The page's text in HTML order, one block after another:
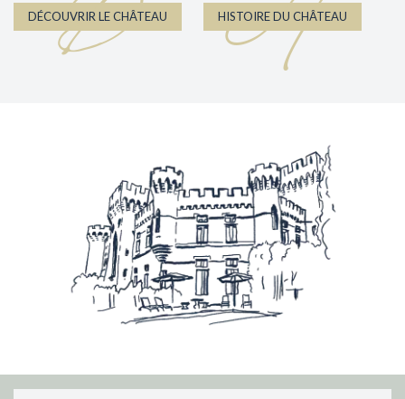
D
DÉCOUVRIR LE CHÂTEAU H
HISTOIRE DU CHÂTEAU